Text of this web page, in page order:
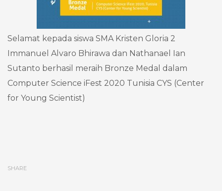
Selamat kepada siswa SMA Kristen Gloria 2
Immanuel Alvaro Bhirawa dan Nathanael Ian
Sutanto berhasil meraih Bronze Medal dalam
Computer Science iFest 2020 Tunisia CYS (Center
for Young Scientist)
SHARE